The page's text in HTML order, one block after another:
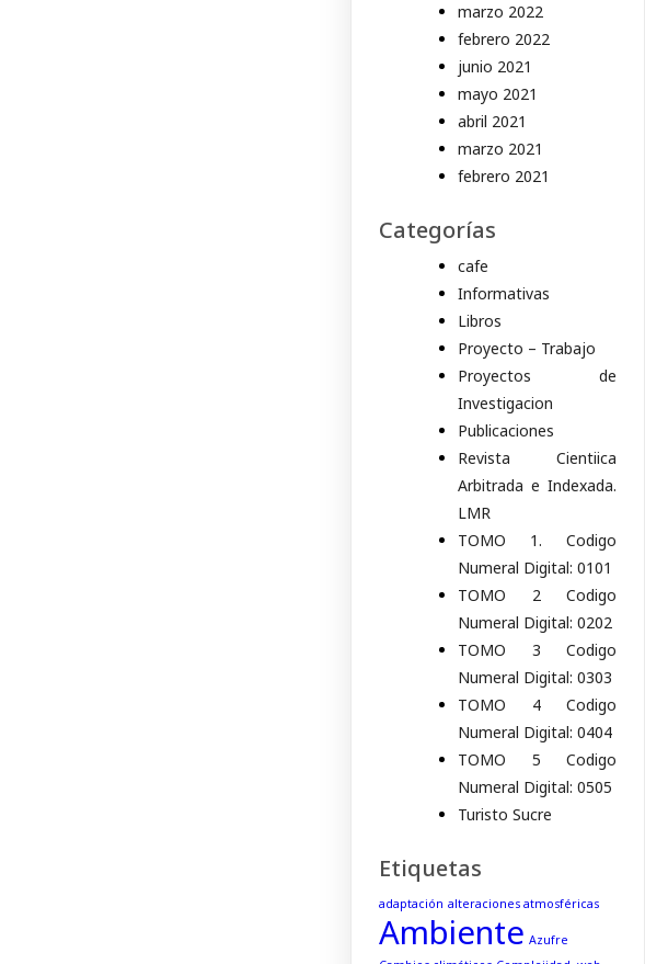
marzo 2022
febrero 2022
junio 2021
mayo 2021
abril 2021
marzo 2021
febrero 2021
Categorías
cafe
Informativas
Libros
Proyecto – Trabajo
Proyectos de
Investigacion
Publicaciones
Revista Cientiica
Arbitrada e Indexada.
LMR
TOMO 1. Codigo
Numeral Digital: 0101
TOMO 2 Codigo
Numeral Digital: 0202
TOMO 3 Codigo
Numeral Digital: 0303
TOMO 4 Codigo
Numeral Digital: 0404
TOMO 5 Codigo
Numeral Digital: 0505
Turisto Sucre
Etiquetas
adaptación alteraciones atmosféricas
Ambiente Azufre